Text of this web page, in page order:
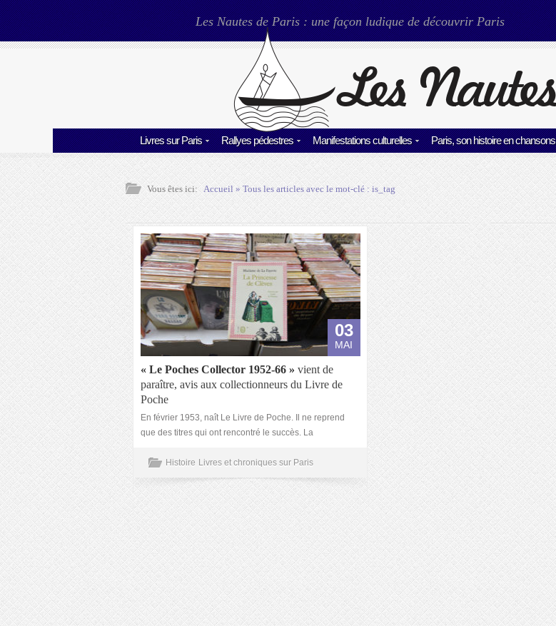
Les Nautes de Paris : une façon ludique de découvrir Paris
Livres sur Paris Rallyes pédestres Manifestations culturelles Paris, son histoire en chansons
Vous êtes ici: Accueil» Tous les articles avec le mot-clé :is_tag
03
MAI
« Le Poches Collector 1952-66 » vient de
paraître, avis aux collectionneurs du Livre de
Poche
En février 1953, naît Le Livre de Poche. Il ne reprend
que des titres qui ont rencontré le succès. La
Histoire Livres et chroniques sur Paris